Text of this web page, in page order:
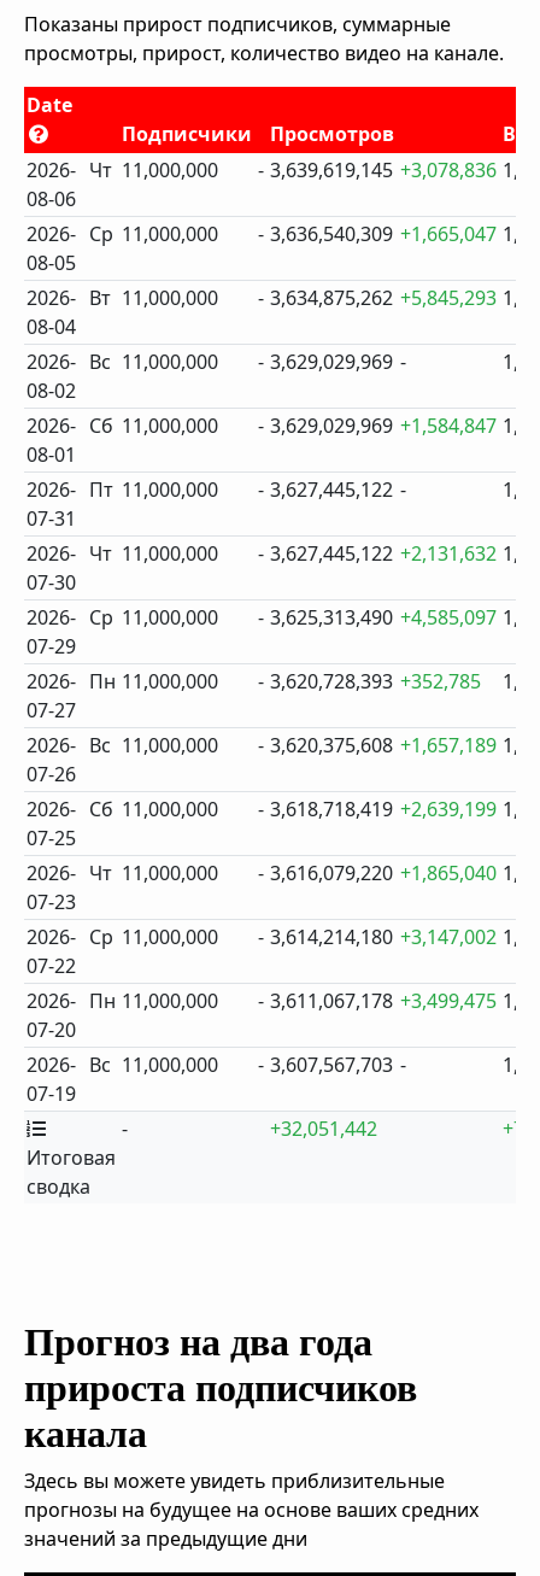
Показаны прирост подписчиков, суммарные
просмотры, прирост, количество видео на канале.
Date
Подписчики
Просмотров
2026-
08-06
Чт 11,000,000 - 3,639,619,145 +3,078,836
2026-
08-05
Ср 11,000,000 - 3,636,540,309 +1,665,047
2026-
08-04
Вт 11,000,000 - 3,634,875,262 +5,845,293
2026-
08-02
Вс 11,000,000 - 3,629,029,969 -
2026-
08-01
Сб 11,000,000 - 3,629,029,969 +1,584,847
2026-
07-31
Пт 11,000,000 - 3,627,445,122 -
2026-
07-30
Чт 11,000,000 - 3,627,445,122 +2,131,632
2026-
07-29
Ср 11,000,000 - 3,625,313,490 +4,585,097
2026-
07-27
Пн 11,000,000 - 3,620,728,393 +352,785
2026-
07-26
Вс 11,000,000 - 3,620,375,608 +1,657,189
2026-
07-25
Сб 11,000,000 - 3,618,718,419 +2,639,199
2026-
07-23
Чт 11,000,000 - 3,616,079,220 +1,865,040
2026-
07-22
Ср 11,000,000 - 3,614,214,180 +3,147,002
2026-
07-20
Пн 11,000,000 - 3,611,067,178 +3,499,475
2026-
07-19
Вс 11,000,000 - 3,607,567,703 -
Итоговая
сводка
- +32,051,442 +7
Прогноз на два года
прироста подписчиков
канала
Здесь вы можете увидеть приблизительные
прогнозы на будущее на основе ваших средних
значений за предыдущие дни